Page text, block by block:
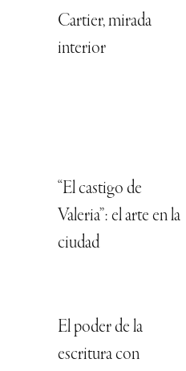
Cartier, mirada
interior
“El castigo de
Valeria”: el arte en la
ciudad
El poder de la
escritura con